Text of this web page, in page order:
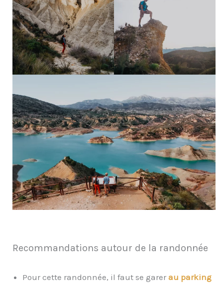
Recommandations autour de la randonnée
Pour cette randonnée, il faut se garer au parking